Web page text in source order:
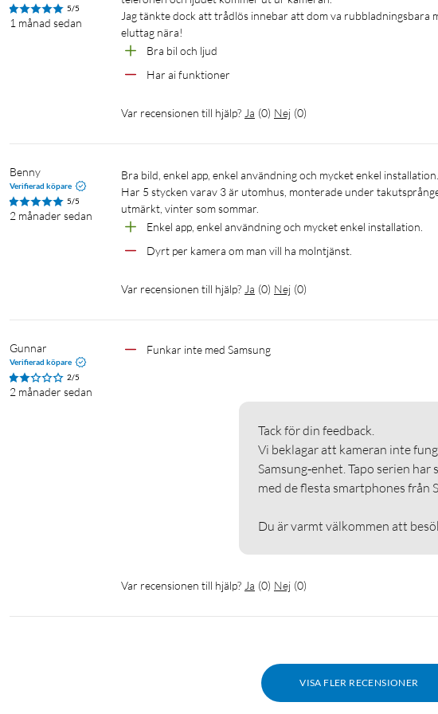
följande förlängningskablar i 3(51342)och 10 meter(51343) (OBS: säljes
Mörkerseende: 10 meter
Upplösning 1920x1080/15 FPS
Kryptering: WPA/WPA2
Filkryptering: AES-128
Levereras med 2x strömadapter samt monteringshårdvara för tak (bilden kan
5/5
1 månad sedan
Jag tänkte dock att trådlös innebar att dom va rubbladningsbara
eluttag nära!
Bra bil och ljud
Har ai funktioner
Var recensionen till hjälp? Ja (0) Nej (0)
Benny
Verifierad köpare
5/5
2 månader sedan
Bra bild, enkel app, enkel användning och mycket enkel installation.
Har 5 stycken varav 3 är utomhus, monterade under
utmärkt, vinter som sommar.
Enkel app, enkel användning och mycket enkel installation.
Dyrt per kamera om man vill ha molntjänst.
Var recensionen till hjälp? Ja (0) Nej (0)
Gunnar
Verifierad köpare
2/5
2 månader sedan
Funkar inte med Samsung
Tack för din feedback.
Vi beklagar att kameran inte
Samsung‑enhet. Tapo serien
med de flesta smartphones från
Du är varmt välkommen att
Var recensionen till hjälp? Ja (0) Nej (0)
VISA FLER RECENSIONER